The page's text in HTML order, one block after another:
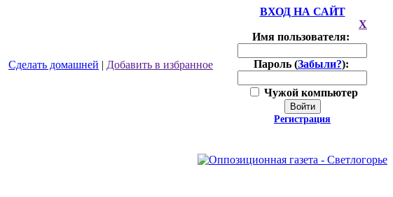
Сделать домашней | Добавить в избранное
ВХОД НА САЙТ
X
Имя пользователя:
Пароль (Забыли?):
Чужой компьютер
Войти
Регистрация